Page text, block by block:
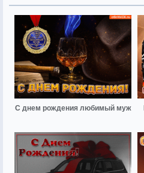
С днем рождения любимый муж